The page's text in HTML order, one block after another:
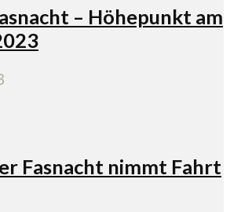
– Höhepunkt am
Fasnacht nimmt Fahrt